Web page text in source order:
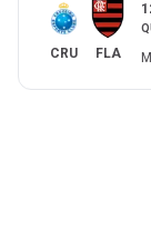
CRU FLA